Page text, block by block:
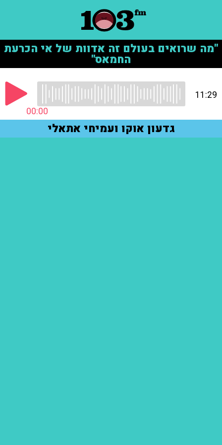
"מה שרואים בעולם זה אדוות של אי הכרעת
החמאס"
00:00
11:29
גדעון אוקו ועמיחי אתאלי